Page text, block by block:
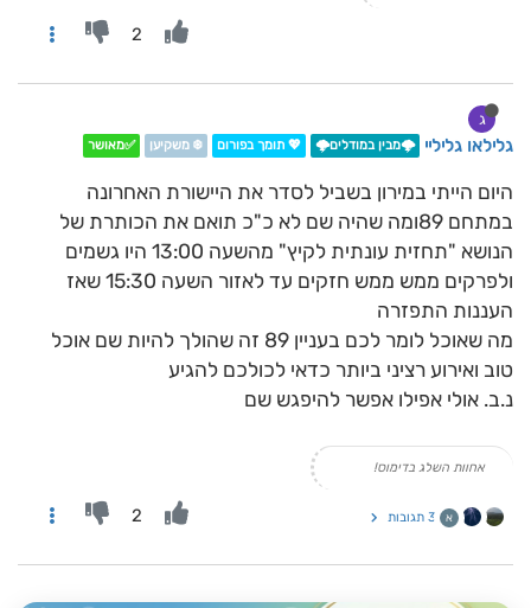
2
ג
גלילאו גליליי 🌩️מבין במודלים🌩️ 💖 תומך בפורום ❄️ משקיען ✅מאושר
היום הייתי במירון בשביל לסדר את היישורת האחרונה
במתחם 89ומה שהיה שם לא כ"כ תואם את הכותרת של
הנושא "תחזית עונתית לקיץ" מהשעה 13:00 היו גשמים
ולפרקים ממש ממש חזקים עד לאזור השעה 15:30 שאז
העננות התפזרה
מה שאוכל לומר לכם בעניין 89 זה שהולך להיות שם אוכל
טוב ואירוע רציני ביותר כדאי לכולכם להגיע
נ.ב. אולי אפילו אפשר להיפגש שם
אחוות השלג בדימוס!
א 3 תגובות 2